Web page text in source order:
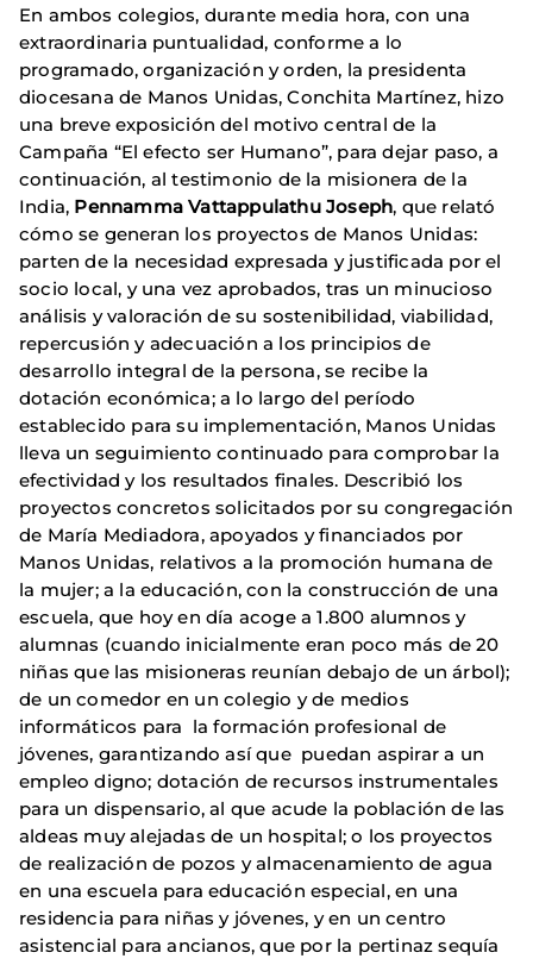
En ambos colegios, durante media hora, con una
extraordinaria puntualidad, conforme a lo
programado, organización y orden, la presidenta
diocesana de Manos Unidas, Conchita Martínez, hizo
una breve exposición del motivo central de la
Campaña “El efecto ser Humano”, para dejar paso, a
continuación, al testimonio de la misionera de la
India, PennammaVattappulathu Joseph, que relató
cómo se generan los proyectos de Manos Unidas:
parten de la necesidad expresada y justificada por el
socio local, y una vez aprobados, tras un minucioso
análisis y valoración de su sostenibilidad, viabilidad,
repercusión y adecuación a los principios de
desarrollo integral de la persona, se recibe la
dotación económica; a lo largo del período
establecido para su implementación, Manos Unidas
lleva un seguimiento continuado para comprobar la
efectividad y los resultados finales. Describió los
proyectos concretos solicitados por su congregación
de María Mediadora, apoyados y financiados por
Manos Unidas, relativos a la promoción humana de
la mujer; a la educación, con la construcción de una
escuela, que hoy en día acoge a 1.800 alumnos y
alumnas (cuando inicialmente eran poco más de 20
niñas que las misioneras reunían debajo de un árbol);
de un comedor en un colegio y de medios
informáticos para la formación profesional de
jóvenes, garantizando así que puedan aspirar a un
empleo digno; dotación de recursos instrumentales
para un dispensario, al que acude la población de las
aldeas muy alejadas de un hospital; o los proyectos
de realización de pozos y almacenamiento de agua
en una escuela para educación especial, en una
residencia para niñas y jóvenes, y en un centro
asistencial para ancianos, que por la pertinaz sequía